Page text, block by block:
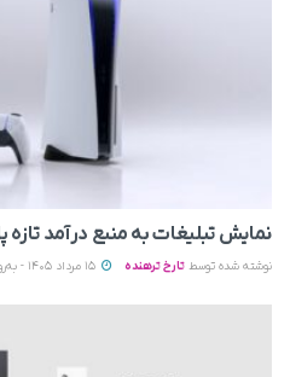
نمایش تبلیغات به منبع درآمد
نوشته شده توسط تارخ ترهنده